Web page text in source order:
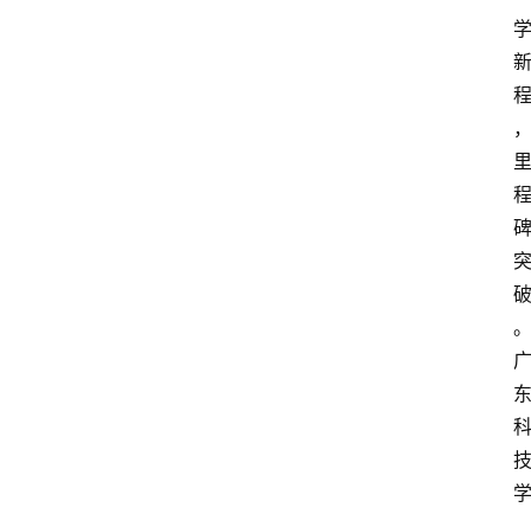
学
新
程
，
里
程
碑
突
破
。
广
东
科
技
学